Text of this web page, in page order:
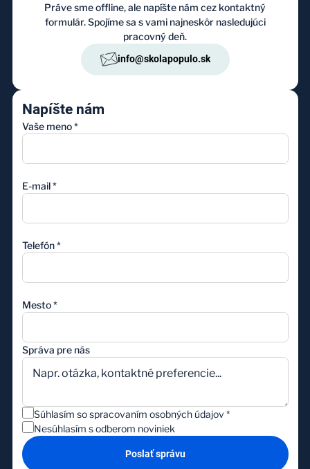
Práve sme offline, ale napíšte nám cez kontaktný
formulár. Spojíme sa s vami najneskôr nasledujúci
pracovný deň.
info@skolapopulo.sk
Napíšte nám
Vaše meno *
E-mail *
Telefón *
Mesto *
Správa pre nás
Súhlasím so spracovaním osobných údajov *
Nesúhlasím s odberom noviniek
Poslať správu